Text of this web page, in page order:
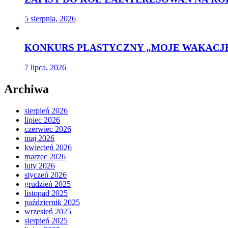
5 sierpnia, 2026
KONKURS PLASTYCZNY „MOJE
7 lipca, 2026
Archiwa
sierpień 2026
lipiec 2026
czerwiec 2026
maj 2026
kwiecień 2026
marzec 2026
luty 2026
styczeń 2026
grudzień 2025
listopad 2025
październik 2025
wrzesień 2025
sierpień 2025